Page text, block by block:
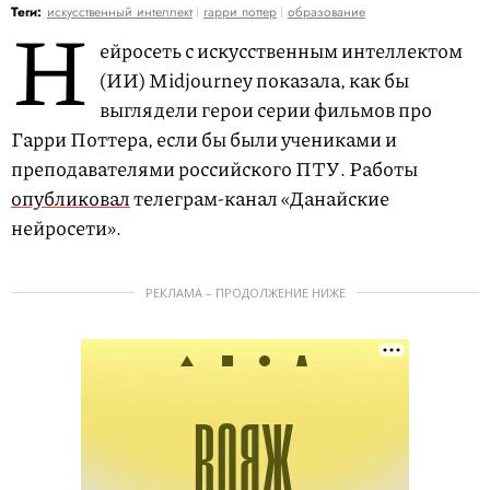
Теги: искусственный интеллект гарри поттер образование
Н ейросеть с искусственным интеллектом
(ИИ) Midjourney показала, как бы
выглядели герои серии фильмов про
Гарри Поттера, если бы были учениками и
преподавателями российского ПТУ. Работы
опубликовалтелеграм-канал «Данайские
нейросети».
РЕКЛАМА – ПРОДОЛЖЕНИЕ НИЖЕ